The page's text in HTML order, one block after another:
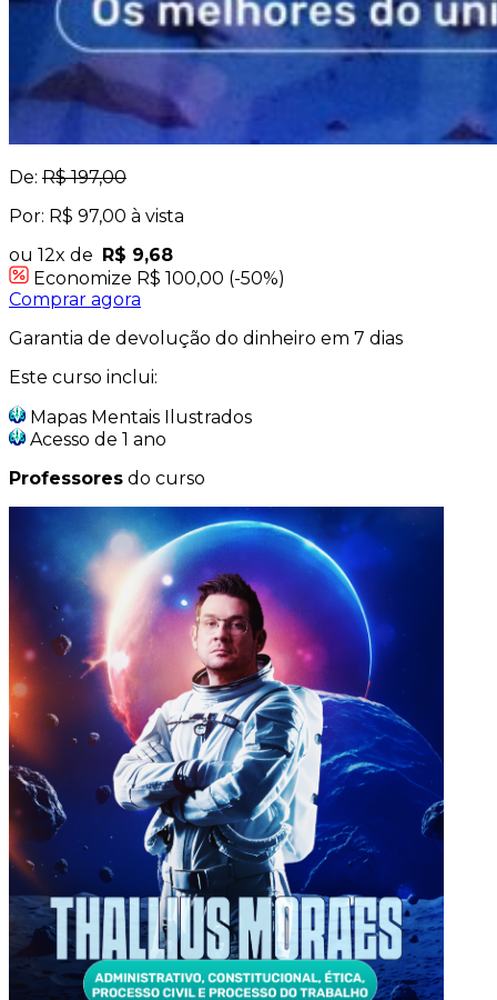
De: R$ 197,00
Por: R$ 97,00 à vista
ou 12x de R$ 9,68
Economize R$ 100,00 (-50%)
Comprar agora
Garantia de devolução do dinheiro em 7 dias
Este curso inclui:
Mapas Mentais Ilustrados
Acesso de 1 ano
Professores do curso